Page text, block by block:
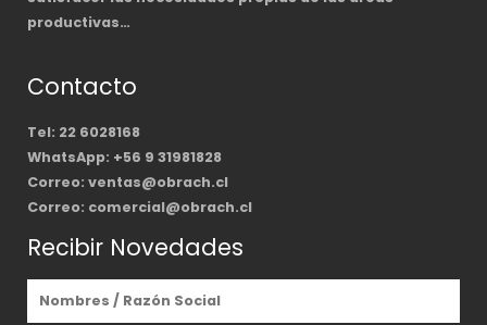
productivas…
Contacto
Tel: 22 6028168
WhatsApp: +56 9 31981828
Correo: ventas@obrach.cl
Correo: comercial@obrach.cl
Recibir Novedades